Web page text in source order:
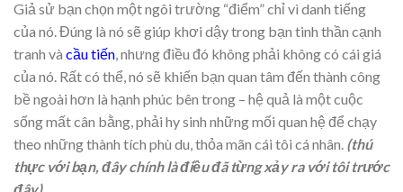
Giả sử bạn chọn một ngôi trường “điểm” chỉ vì danh tiếng
của nó. Đúng là nó sẽ giúp khơi dậy trong bạn tinh thần cạnh
tranh và cầu tiến , nhưng điều đó không phải không có cái giá
của nó. Rất có thể, nó sẽ khiến bạn quan tâm đến thành công
bề ngoài hơn là hạnh phúc bên trong – hệ quả là một cuộc
sống mất cân bằng, phải hy sinh những mối quan hệ để chạy
theo những thành tích phù du, thỏa mãn cái tôi cá nhân. (thú
thực với bạn, đây chính là điều đã từng xảy ra với tôi trước
đây)